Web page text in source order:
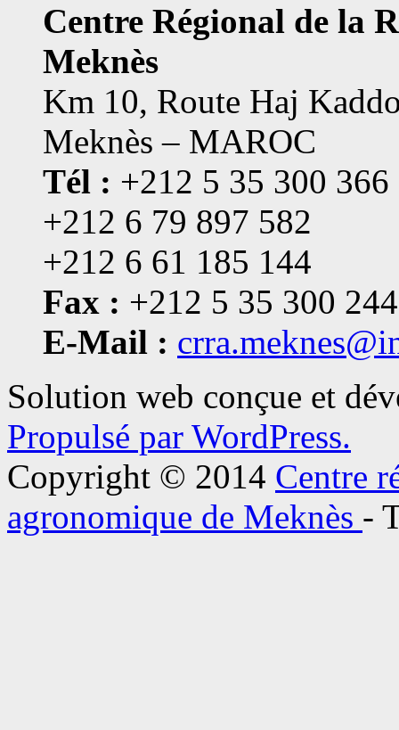
Centre Régional de la
Meknès
Km 10, Route Haj
Meknès – MAROC
Tél : +212 5 35 300 366
+212 6 79 897 582
+212 6 61 185 144
Fax : +212 5 35 300 244
E-Mail :
Solution web conçue et
Propulsé par WordPress.
Copyright © 2014 Centre
agronomique de Meknès -